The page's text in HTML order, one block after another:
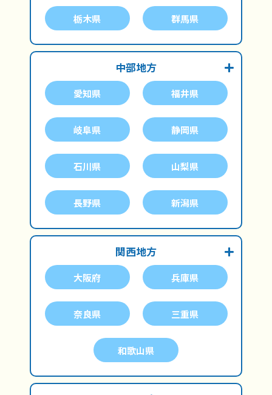
関西地方
大阪府 兵庫県
奈良県 三重県
和歌山県
中部地方
愛知県 福井県
岐阜県 静岡県
石川県 山梨県
長野県 新潟県
栃木県 群馬県